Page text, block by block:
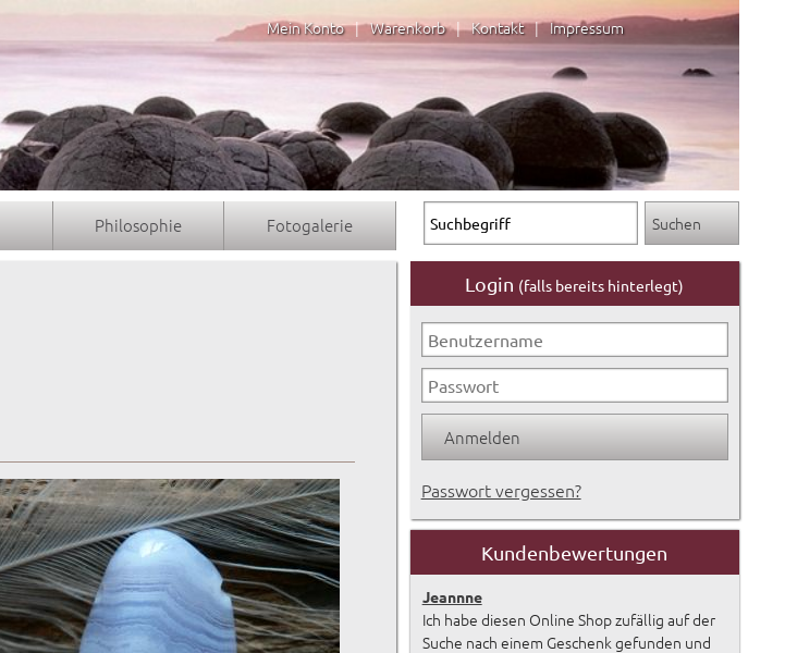
Mein Konto | Warenkorb | Kontakt | Impressum
Philosophie Fotogalerie
Login (falls bereits hinterlegt)
Passwort vergessen?
Kundenbewertungen
Jeannne
Ich habe diesen Online Shop zufällig auf der
Suche nach einem Geschenk gefunden und